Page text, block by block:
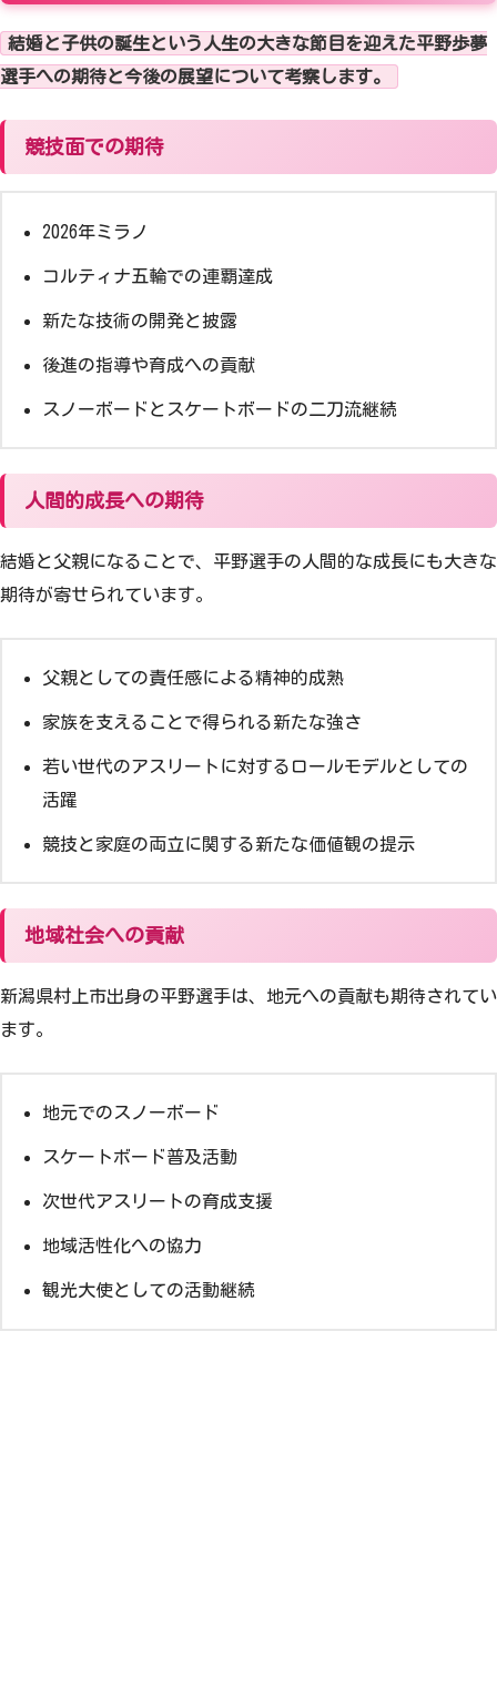
結婚と子供の誕生という人生の大きな節目を迎えた平野歩夢
選手への期待と今後の展望について考察します。
競技面での期待
2026年ミラノ
コルティナ五輪での連覇達成
新たな技術の開発と披露
後進の指導や育成への貢献
スノーボードとスケートボードの二刀流継続
人間的成長への期待
結婚と父親になることで、平野選手の人間的な成長にも大きな
期待が寄せられています。
父親としての責任感による精神的成熟
家族を支えることで得られる新たな強さ
若い世代のアスリートに対するロールモデルとしての
活躍
競技と家庭の両立に関する新たな価値観の提示
地域社会への貢献
新潟県村上市出身の平野選手は、地元への貢献も期待されてい
ます。
地元でのスノーボード
スケートボード普及活動
次世代アスリートの育成支援
地域活性化への協力
観光大使としての活動継続